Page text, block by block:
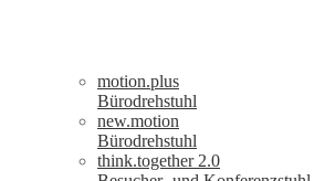
motion.plus
Bürodrehstuhl
new.motion
Bürodrehstuhl
think.together 2.0